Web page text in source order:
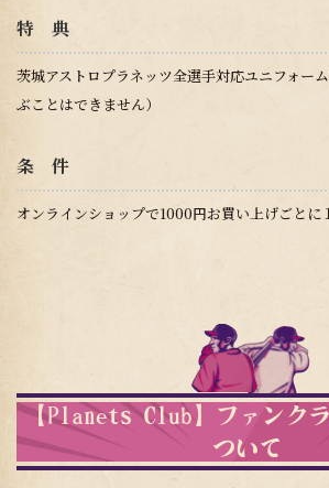
特 典
茨城アストロプラネッツ全選手対応ユニフォー
ぶことはできません）
条 件
オンラインショップで1000円お買い上げごとに
【Planets Club】ファンク
ついて